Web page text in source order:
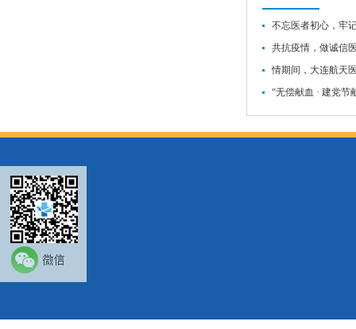
不忘医者初心，牢
共抗疫情，做诚信
情期间，大连航天
“无偿献血 · 建党节